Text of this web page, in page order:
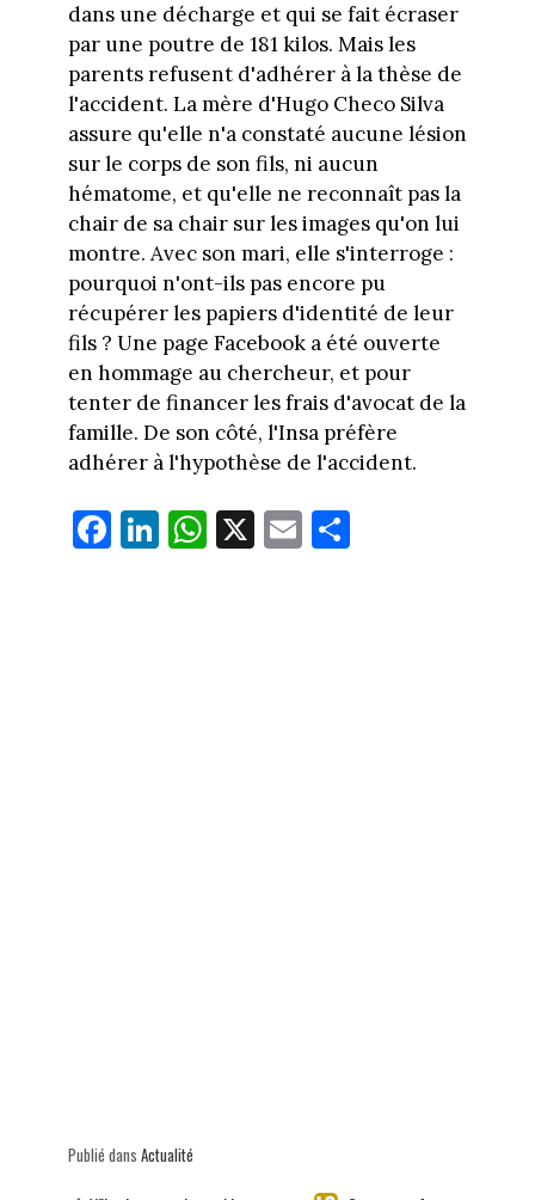
dans une décharge et qui se fait écraser
par une poutre de 181 kilos. Mais les
parents refusent d'adhérer à la thèse de
l'accident. La mère d'Hugo Checo Silva
assure qu'elle n'a constaté aucune lésion
sur le corps de son fils, ni aucun
hématome, et qu'elle ne reconnaît pas la
chair de sa chair sur les images qu'on lui
montre. Avec son mari, elle s'interroge :
pourquoi n'ont-ils pas encore pu
récupérer les papiers d'identité de leur
fils ? Une page Facebook a été ouverte
en hommage au chercheur, et pour
tenter de financer les frais d'avocat de la
famille. De son côté, l'Insa préfère
adhérer à l'hypothèse de l'accident.
Fa
ce
Li
nk
W
ha
X E
m
Pa
rt
Publié dans Actualité